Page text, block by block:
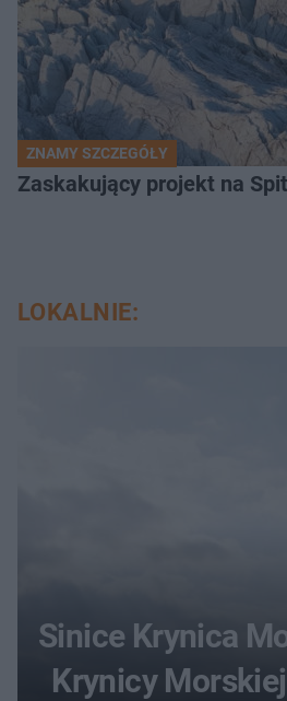
ZNAMY SZCZEGÓŁY
Zaskakujący projekt na
LOKALNIE:
Sinice Krynica
Krynicy